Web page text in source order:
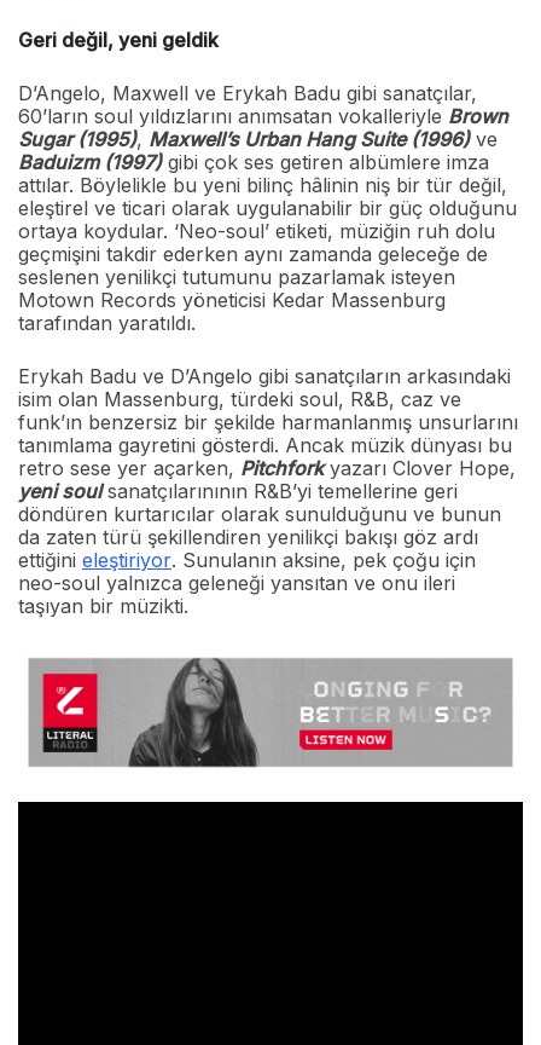
Geri değil, yeni geldik
D’Angelo, Maxwell ve Erykah Badu gibi sanatçılar,
60’ların soul yıldızlarını anımsatan vokalleriyle Brown
Sugar (1995), Maxwell’s Urban Hang Suite (1996)ve
Baduizm (1997)gibi çok ses getiren albümlere imza
attılar. Böylelikle bu yeni bilinç hâlinin niş bir tür değil,
eleştirel ve ticari olarak uygulanabilir bir güç olduğunu
ortaya koydular. ‘Neo-soul’ etiketi, müziğin ruh dolu
geçmişini takdir ederken aynı zamanda geleceğe de
seslenen yenilikçi tutumunu pazarlamak isteyen
Motown Records yöneticisi Kedar Massenburg
tarafından yaratıldı.
Erykah Badu ve D’Angelo gibi sanatçıların arkasındaki
isim olan Massenburg, türdeki soul, R&B, caz ve
funk’ın benzersiz bir şekilde harmanlanmış unsurlarını
tanımlama gayretini gösterdi. Ancak müzik dünyası bu
retro sese yer açarken, Pitchforkyazarı Clover Hope,
yeni soulsanatçılarınının R&B’yi temellerine geri
döndüren kurtarıcılar olarak sunulduğunu ve bunun
da zaten türü şekillendiren yenilikçi bakışı göz ardı
ettiğini eleştiriyor. Sunulanın aksine, pek çoğu için
neo-soul yalnızca geleneği yansıtan ve onu ileri
taşıyan bir müzikti.